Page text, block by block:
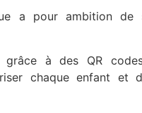
a pour ambition
grâce à des QR
chaque enfant et